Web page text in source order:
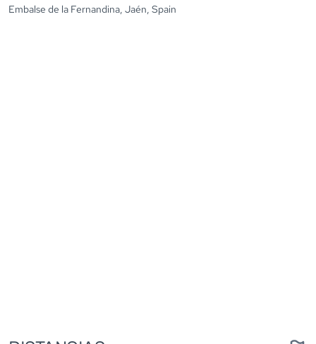
Embalse de la Fernandina, Jaén, Spain